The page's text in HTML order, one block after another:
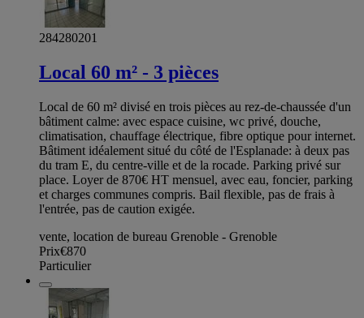
284280201
Local 60 m² - 3 pièces
Local de 60 m² divisé en trois pièces au rez-de-chaussée d'un
bâtiment calme: avec espace cuisine, wc privé, douche,
climatisation, chauffage électrique, fibre optique pour internet.
Bâtiment idéalement situé du côté de l'Esplanade: à deux pas
du tram E, du centre-ville et de la rocade. Parking privé sur
place. Loyer de 870€ HT mensuel, avec eau, foncier, parking
et charges communes compris. Bail flexible, pas de frais à
l'entrée, pas de caution exigée.
vente, location de bureau Grenoble - Grenoble
Prix€870
Particulier